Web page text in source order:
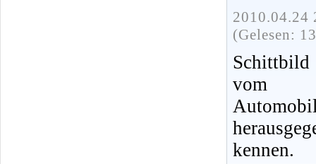
2010.04.24
(Gelesen:
Schittbild
vom
kennen.